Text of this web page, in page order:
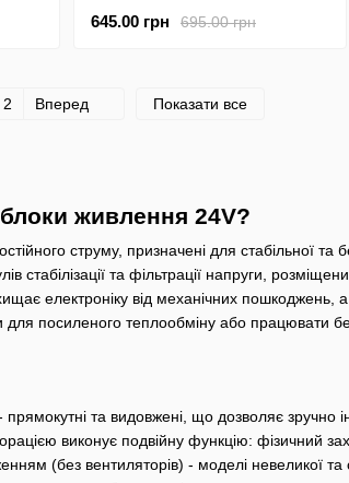
живлення 24V?
струму, призначені для стабільної та
та фільтрації напруги,
електроніку від механічних пошкоджень,
для посиленого теплообміну або працювати
та видовжені, що дозволяє зручно
виконує подвійну функцію: фізичний
(без вентиляторів) - моделі невеликої та
695.00 грн
645.00 грн
2 Вперед Показати все